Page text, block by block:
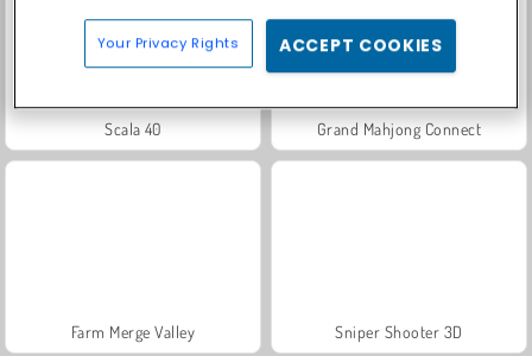
Scala 40 Grand Mahjong Connect
Farm Merge Valley Sniper Shooter 3D
Your Privacy Rights ACCEPT COOKIES